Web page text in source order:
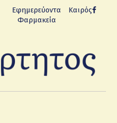
Εφημερεύοντα
Φαρμακεία
Καιρός